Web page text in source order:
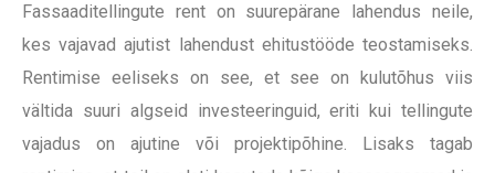
Fassaaditellingute rent on suurepärane lahendus neile,
kes vajavad ajutist lahendust ehitustööde teostamiseks.
Rentimise eeliseks on see, et see on kulutõhus viis
vältida suuri algseid investeeringuid, eriti kui tellingute
vajadus on ajutine või projektipõhine. Lisaks tagab